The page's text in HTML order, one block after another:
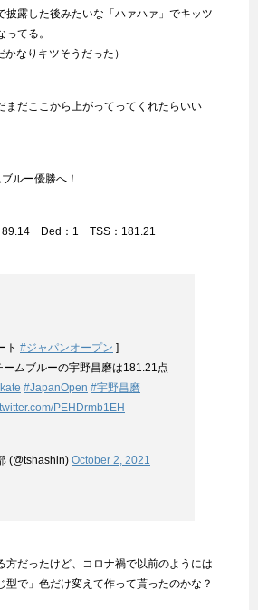
披露した後みたいな「ハァハァ」でキッツ
てる。
かなりキツそうだった）
まだここから上がってってくれたらいい
ルー優勝へ！
Ded：1 TSS：181.21
ト #ジャパンオープン ]
ームブルーの宇野昌磨は181.21点
#JapanOpen #宇野昌磨
PEHDrmb1EH
(@tshashin) October 2, 2021
方だったけど、コロナ禍で以前のようには
型で」色だけ変えて作って貰ったのかな？